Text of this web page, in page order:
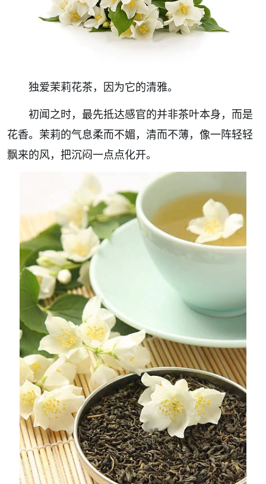
独爱茉莉花茶，因为它的清雅。
初闻之时，最先抵达感官的并非茶叶本身，而是
花香。茉莉的气息柔而不媚，清而不薄，像一阵轻轻
飘来的风，把沉闷一点点化开。